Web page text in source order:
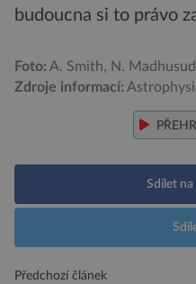
budoucna si to právo
Foto: A. Smith, N.
Zdroje informací:
Sdílet na
Předchozí článek